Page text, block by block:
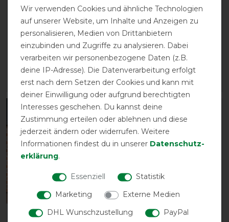
Back on Track Air Flow
Fur Tendon boots
ARTIKEL MERKEN
Back on Track Air Flow
Fur Tendon boots
vorher 99,90 €
89,90 € *
ARTIKEL MERKEN
-10%
Back on Track Rhyolite
-10%
Back on Track Ace
Wir verwenden Cookies und ähnliche Technologien
auf unserer Website, um Inhalte und Anzeigen zu
personalisieren, Medien von Drittanbietern
einzubinden und Zugriffe zu analysieren. Dabei
verarbeiten wir personenbezogene Daten (z.B.
deine IP-Adresse). Die Datenverarbeitung erfolgt
erst nach dem Setzen der Cookies und kann mit
deiner Einwilligung oder aufgrund berechtigten
Interesses geschehen. Du kannst deine
Zustimmung erteilen oder ablehnen und diese
jederzeit ändern oder widerrufen. Weitere
Informationen findest du in unserer Daten­schutz­
erklärung.
Essenziell
Statistik
Marketing
Externe Medien
DHL Wunschzustellung
PayPal